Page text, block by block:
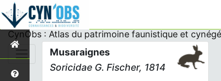
CynObs : Atlas du patrimoine faunistique et
Musaraignes
Soricidae G. Fischer, 1814